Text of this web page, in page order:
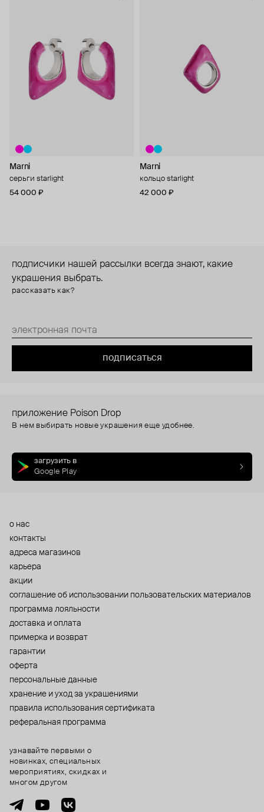
Marni
серьги starlight
54 000 ₽
Marni
кольцо starlight
42 000 ₽
подписчики нашей рассылки всегда знают, какие
украшения выбрать.
рассказать как?
подписаться
приложение Poison Drop
В нем выбирать новые украшения еще удобнее.
загрузить в
Google Play
о нас
контакты
адреса магазинов
карьера
акции
cоглашение об использовании пользовательских материалов
программа лояльности
доставка и оплата
примерка и возврат
гарантии
оферта
персональные данные
хранение и уход за украшениями
правила использования сертификата
реферальная программа
узнавайте первыми о
новинках, специальных
мероприятиях, скидках и
многом другом